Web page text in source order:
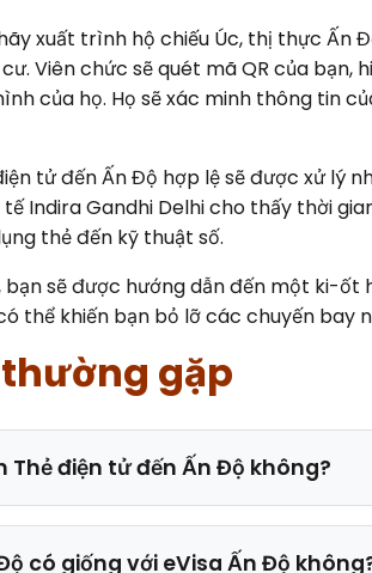
xuất trình hộ chiếu Úc, thị thực Ấn
Viên chức sẽ quét mã QR của bạn,
của họ. Họ sẽ xác minh thông tin
tử đến Ấn Độ hợp lệ sẽ được xử lý
Indira Gandhi Delhi cho thấy thời
thẻ đến kỹ thuật số.
bạn sẽ được hướng dẫn đến một ki-
thể khiến bạn bỏ lỡ các chuyến bay
gặp
Thẻ điện tử đến Ấn Độ không?
có giống với eVisa Ấn Độ